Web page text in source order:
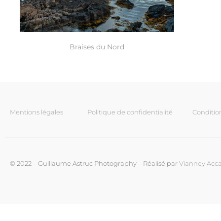
Braises du Nord
Mentions légales Politique de confidentialité
© 2022 – Guillaume Astruc Photography – Réalisé parVianney